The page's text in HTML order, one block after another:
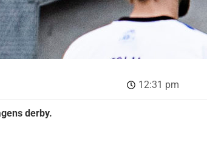
12:31 pm
derby.